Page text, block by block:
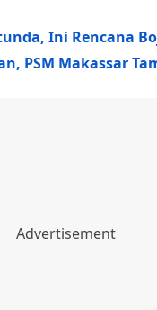
Ini Rencana
PSM Makassar